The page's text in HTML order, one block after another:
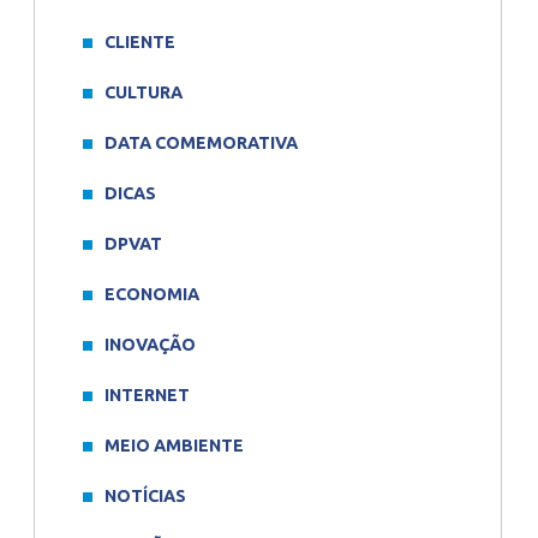
CLIENTE
CULTURA
DATA COMEMORATIVA
DICAS
DPVAT
ECONOMIA
INOVAÇÃO
INTERNET
MEIO AMBIENTE
NOTÍCIAS